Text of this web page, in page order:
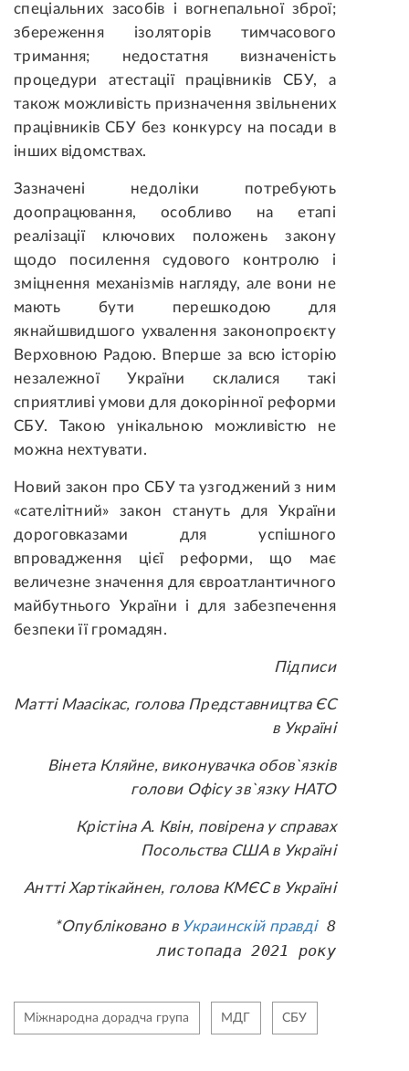
спеціальних засобів і вогнепальної зброї;
збереження ізоляторів тимчасового
тримання; недостатня визначеність
процедури атестації працівників СБУ, а
також можливість призначення звільнених
працівників СБУ без конкурсу на посади в
інших відомствах.
Зазначені недоліки потребують
доопрацювання, особливо на етапі
реалізації ключових положень закону
щодо посилення судового контролю і
зміцнення механізмів нагляду, але вони не
мають бути перешкодою для
якнайшвидшого ухвалення законопроєкту
Верховною Радою. Вперше за всю історію
незалежної України склалися такі
сприятливі умови для докорінної реформи
СБУ. Такою унікальною можливістю не
можна нехтувати.
Новий закон про СБУ та узгоджений з ним
«сателітний» закон стануть для України
дороговказами для успішного
впровадження цієї реформи, що має
величезне значення для євроатлантичного
майбутнього України і для забезпечення
безпеки її громадян.
Підписи
Матті Маасікас, голова Представництва ЄС
в Україні
Вінета Кляйне, виконувачка обов`язків
голови Офісу зв`язку НАТО
Крістіна А. Квін, повірена у справах
Посольства США в Україні
Антті Хартікайнен, голова КМЄС в Україні
*Опубліковано в Украинскій правді8
листопада 2021 року
Міжнародна дорадча група МДГ СБУ